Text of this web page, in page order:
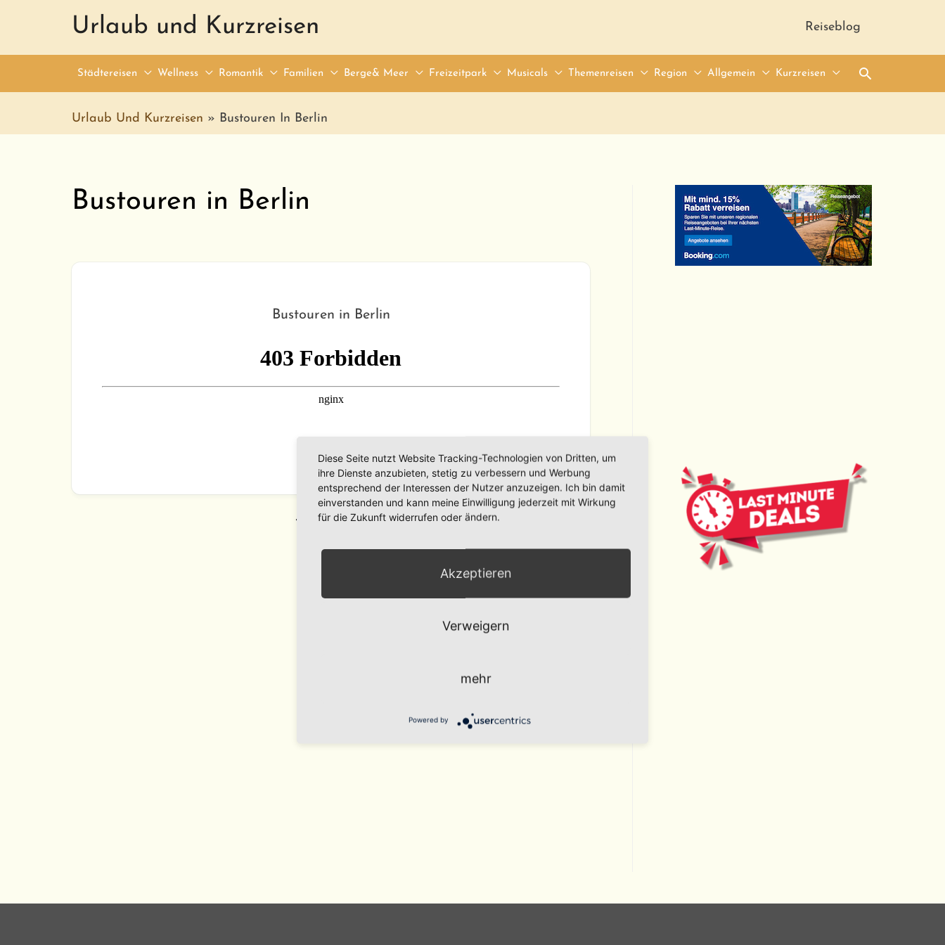
Urlaub und Kurzreisen Reiseblog
Städtereisen Wellness Romantik Familien Berge& Meer Freizeitpark Musicals Themenreisen Region Allgemein Kurzreisen Suche
Urlaub Und Kurzreisen » Bustouren In Berlin
Bustouren in Berlin
Bustouren in Berlin
Diese Seite nutzt Website Tracking-Technologien von Dritten, um
ihre Dienste anzubieten, stetig zu verbessern und Werbung
entsprechend der Interessen der Nutzer anzuzeigen. Ich bin damit
einverstanden und kann meine Einwilligung jederzeit mit Wirkung
für die Zukunft widerrufen oder ändern.
Akzeptieren
Verweigern
mehr
Powered by